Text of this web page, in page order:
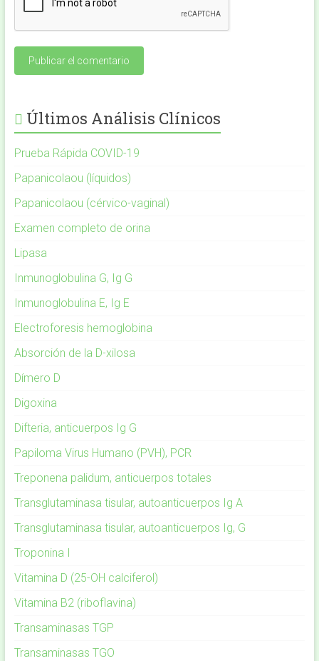
Últimos Análisis Clínicos
Prueba Rápida COVID-19
Papanicolaou (líquidos)
Papanicolaou (cérvico-vaginal)
Examen completo de orina
Lipasa
Inmunoglobulina G, Ig G
Inmunoglobulina E, Ig E
Electroforesis hemoglobina
Absorción de la D-xilosa
Dímero D
Digoxina
Difteria, anticuerpos Ig G
Papiloma Virus Humano (PVH), PCR
Treponena palidum, anticuerpos totales
Transglutaminasa tisular, autoanticuerpos Ig A
Transglutaminasa tisular, autoanticuerpos Ig, G
Troponina I
Vitamina D (25-OH calciferol)
Vitamina B2 (riboflavina)
Transaminasas TGP
Transaminasas TGO